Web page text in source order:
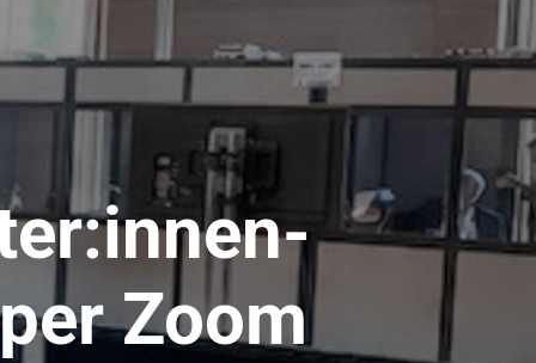
Zoom